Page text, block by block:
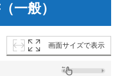
一般）
画面サイズで表示